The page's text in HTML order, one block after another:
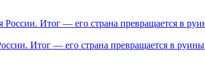
Итог — его страна превращается в руины